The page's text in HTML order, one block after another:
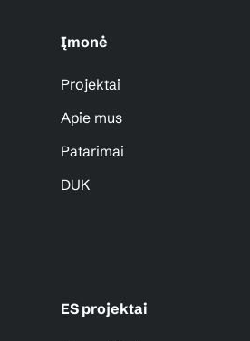
Įmonė
Projektai
Apie mus
Patarimai
DUK
ES projektai